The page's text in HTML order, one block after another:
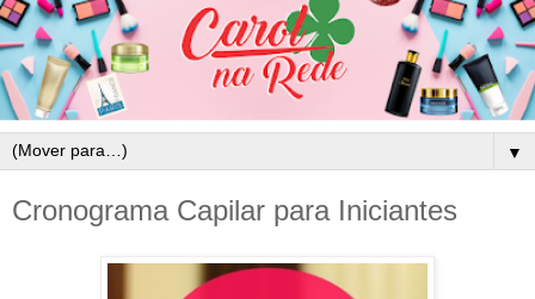
▼
Cronograma Capilar para Iniciantes